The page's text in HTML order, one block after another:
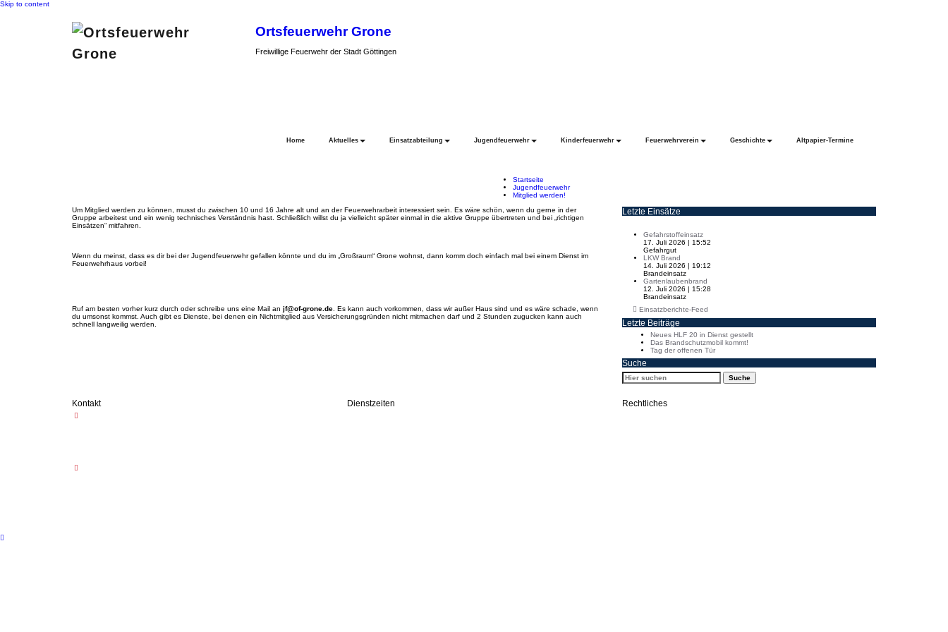
Skip to content
Ortsfeuerwehr Grone
Freiwillige Feuerwehr der Stadt Göttingen
Home Aktuelles Einsatzabteilung Jugendfeuerwehr Kinderfeuerwehr Feuerwehrverein Geschichte Altpapier-Termine
Startseite
Jugendfeuerwehr
Mitglied werden!
Um Mitglied werden zu können, musst du zwischen 10 und 16 Jahre alt und an der Feuerwehrarbeit interessiert sein. Es wäre schön, wenn du gerne in der
Gruppe arbeitest und ein wenig technisches Verständnis hast. Schließlich willst du ja vielleicht später einmal in die aktive Gruppe übertreten und bei „richtigen
Einsätzen“ mitfahren.
Wenn du meinst, dass es dir bei der Jugendfeuerwehr gefallen könnte und du im „Großraum“ Grone wohnst, dann komm doch einfach mal bei einem Dienst im
Feuerwehrhaus vorbei!
Ruf am besten vorher kurz durch oder schreibe uns eine Mail an jf@of-grone.de . Es kann auch vorkommen, dass wir außer Haus sind und es wäre schade, wenn
du umsonst kommst. Auch gibt es Dienste, bei denen ein Nichtmitglied aus Versicherungsgründen nicht mitmachen darf und 2 Stunden zugucken kann auch
schnell langweilig werden.
Letzte Einsätze
Gefahrstoffeinsatz
17. Juli 2026 | 15:52
Gefahrgut
LKW Brand
14. Juli 2026 | 19:12
Brandeinsatz
Gartenlaubenbrand
12. Juli 2026 | 15:28
Brandeinsatz
Einsatzberichte-Feed
Letzte Beiträge
Neues HLF 20 in Dienst gestellt
Das Brandschutzmobil kommt!
Tag der offenen Tür
Suche
Kontakt Dienstzeiten Rechtliches